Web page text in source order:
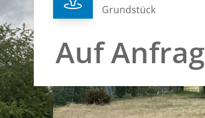
Grundstück
Auf